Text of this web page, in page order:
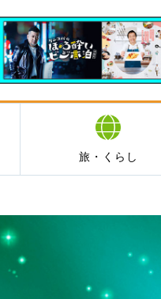
朝日
旅・くらし